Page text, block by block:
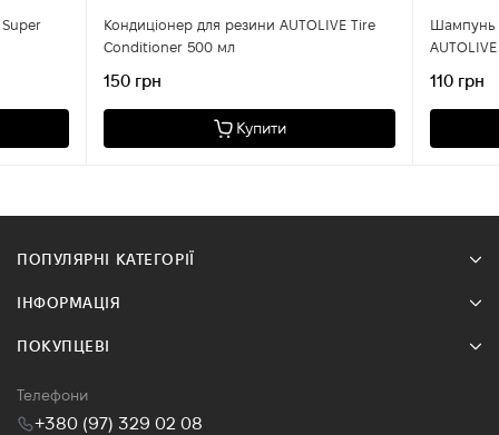
Super
Кондиціонер для резини AUTOLIVE Tire
Conditioner 500 мл
150 грн
Купити
Шампунь
110 грн
ПОПУЛЯРНІ КАТЕГОРІЇ
ІНФОРМАЦІЯ
ПОКУПЦЕВІ
Телефони
+380 (97) 329 02 08